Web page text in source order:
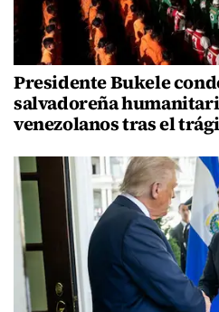
Presidente Bukele
salvadoreña
venezolanos tras el